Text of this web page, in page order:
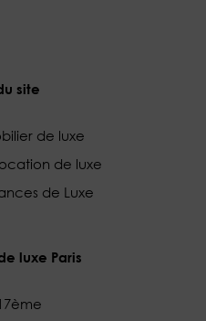
site
de luxe
de luxe
de Luxe
luxe Paris